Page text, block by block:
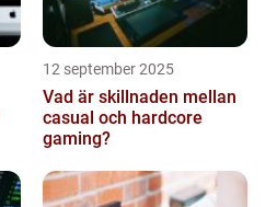
12 september 2025
Vad är skillnaden mellan
casual och hardcore
gaming?